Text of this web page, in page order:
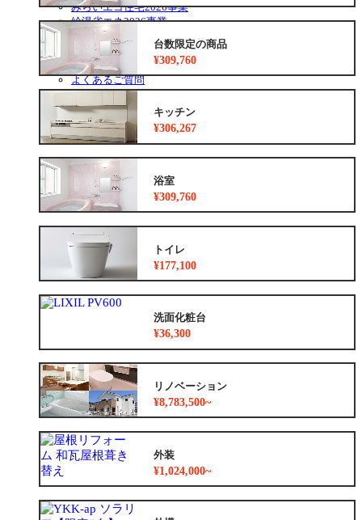
みらいエコ住宅2026事業
給湯省エネ2026事業
安心保証
お得なリフォームメニュー
リフォームの流れ
よくあるご質問
中古リノベをご検討中の方へ
台数限定の商品
¥309,760
キッチン
¥306,267
浴室
¥309,760
トイレ
¥177,100
洗面化粧台
¥36,300
リノベーション
¥8,783,500~
外装
¥1,024,000~